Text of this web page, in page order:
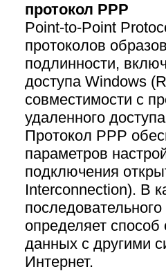
протокол PPP
Point-to-Point
протоколов
подлинности,
доступа Windows
совместимости с
удаленного
Протокол PPP
параметров
подключения
Interconnection). В
определяет
данных с другими
Интернет.